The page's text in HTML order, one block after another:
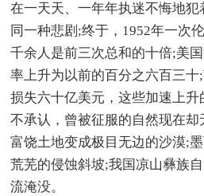
在一天天、一年年执迷不悔地
同一种悲剧;终于，1952年一次
千余人是前三次总和的十倍;美
率上升为以前的百分之六百三
损失六十亿美元，这些加速上
不承认，曾被征服的自然现在
富饶土地变成极目无边的沙漠;
荒芜的侵蚀斜坡;我国凉山彝族
流淹没。